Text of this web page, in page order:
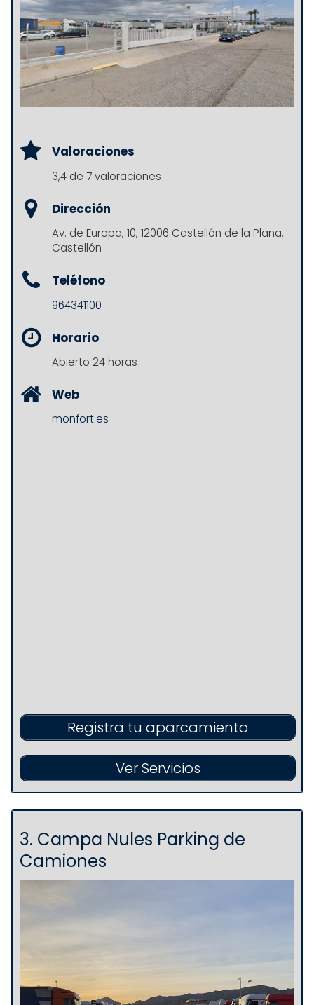
Valoraciones
3,4 de 7 valoraciones
Dirección
Av. de Europa, 10, 12006 Castellón de la Plana,
Castellón
Teléfono
964341100
Horario
Abierto 24 horas
Web
monfort.es
Registra tu aparcamiento
Ver Servicios
3. Campa Nules Parking de
Camiones